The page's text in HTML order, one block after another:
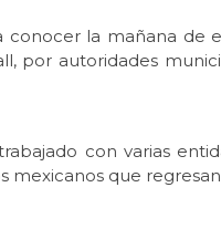
conocer la mañana de
por autoridades
con varias
mexicanos que